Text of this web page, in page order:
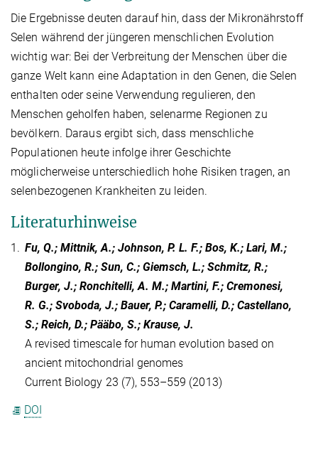
Die Ergebnisse deuten darauf hin, dass der Mikronährstoff
Selen während der jüngeren menschlichen Evolution
wichtig war: Bei der Verbreitung der Menschen über die
ganze Welt kann eine Adaptation in den Genen, die Selen
enthalten oder seine Verwendung regulieren, den
Menschen geholfen haben, selenarme Regionen zu
bevölkern. Daraus ergibt sich, dass menschliche
Populationen heute infolge ihrer Geschichte
möglicherweise unterschiedlich hohe Risiken tragen, an
selenbezogenen Krankheiten zu leiden.
Literaturhinweise
1. Fu, Q.; Mittnik, A.; Johnson, P. L. F.; Bos, K.; Lari, M.;
Bollongino, R.; Sun, C.; Giemsch, L.; Schmitz, R.;
Burger, J.; Ronchitelli, A. M.; Martini, F.; Cremonesi,
R. G.; Svoboda, J.; Bauer, P.; Caramelli, D.; Castellano,
S.; Reich, D.; Pääbo, S.; Krause, J.
A revised timescale for human evolution based on
ancient mitochondrial genomes
Current Biology 23 (7), 553–559 (2013)
DOI